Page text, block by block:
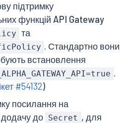
підтримку
функцій API Gateway
та
. Стандартно вони
встановлення
.
#54132)
посилання на
до Secret , для